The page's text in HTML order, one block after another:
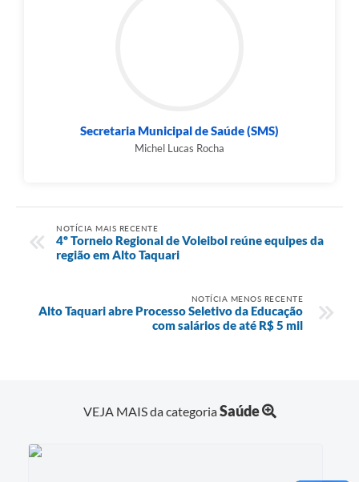
Secretaria Municipal de Saúde (SMS)
Michel Lucas Rocha
NOTÍCIA MAIS RECENTE
4º Torneio Regional de Voleibol reúne equipes da
região em Alto Taquari
NOTÍCIA MENOS RECENTE
Alto Taquari abre Processo Seletivo da Educação
com salários de até R$ 5 mil
VEJA MAIS da categoriaSaúde